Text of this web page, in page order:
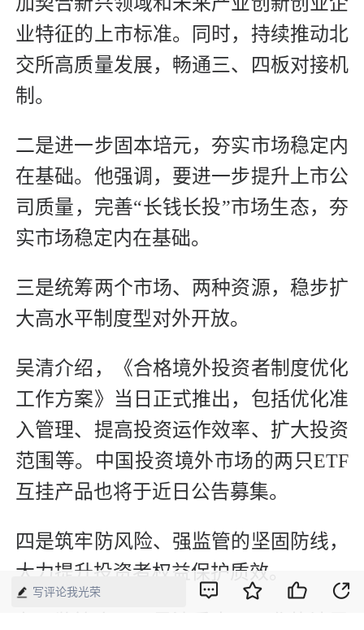
业特征的上市标准。同时，持续推动北
交所高质量发展，畅通三、四板对接机
制。
二是进一步固本培元，夯实市场稳定内
在基础。他强调，要进一步提升上市公
司质量，完善“长钱长投”市场生态，夯
实市场稳定内在基础。
三是统筹两个市场、两种资源，稳步扩
大高水平制度型对外开放。
吴清介绍，《合格境外投资者制度优化
工作方案》当日正式推出，包括优化准
入管理、提高投资运作效率、扩大投资
范围等。中国投资境外市场的两只ETF
互挂产品也将于近日公告募集。
四是筑牢防风险、强监管的坚固防线，
大力提升投资者权益保护质效。
写评论我光荣